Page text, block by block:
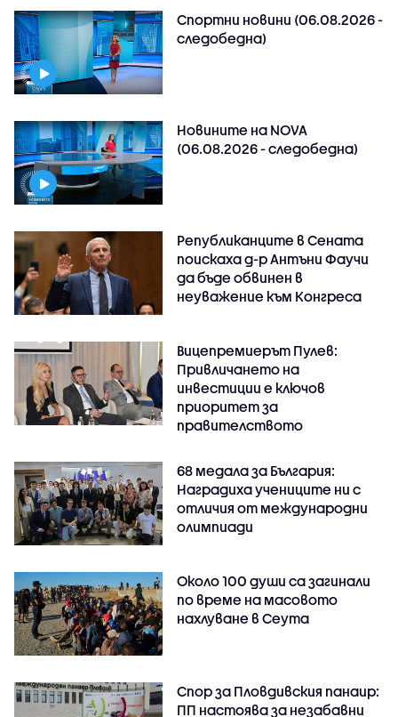
Спортни новини (06.08.2026 -
следобедна)
Новините на NOVA
(06.08.2026 - следобедна)
Републиканците в Сената
поискаха д-р Антъни Фаучи
да бъде обвинен в
неуважение към Конгреса
Вицепремиерът Пулев:
Привличането на
инвестиции е ключов
приоритет за
правителството
68 медала за България:
Наградиха учениците ни с
отличия от международни
олимпиади
Около 100 души са загинали
по време на масовото
нахлуване в Сеута
Спор за Пловдивския панаир:
ПП настоява за незабавни